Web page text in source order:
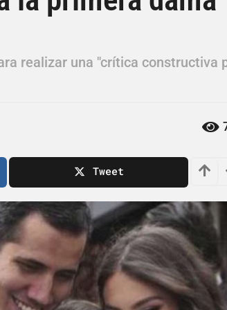
realizar una "crítica constructiva
Tweet